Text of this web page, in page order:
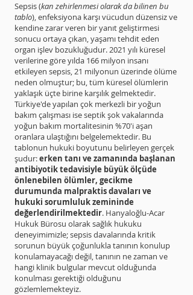
Sepsis (kan zehirlenmesi olarak da bilinen bu
tablo), enfeksiyona karşı vücudun düzensiz ve
kendine zarar veren bir yanıt geliştirmesi
sonucu ortaya çıkan, yaşamı tehdit eden
organ işlev bozukluğudur. 2021 yılı küresel
verilerine göre yılda 166 milyon insanı
etkileyen sepsis, 21 milyonun üzerinde ölüme
neden olmuştur; bu, tüm küresel ölümlerin
yaklaşık üçte birine karşılık gelmektedir.
Türkiye'de yapılan çok merkezli bir yoğun
bakım çalışması ise septik şok vakalarında
yoğun bakım mortalitesinin %70'i aşan
oranlara ulaştığını belgelemektedir. Bu
tablonun hukuki boyutunu belirleyen gerçek
şudur:erken tanı ve zamanında başlanan
antibiyotik tedavisiyle büyük ölçüde
önlenebilen ölümler, gecikme
durumunda malpraktis davaları ve
hukuki sorumluluk zemininde
değerlendirilmektedir. Hanyaloğlu-Acar
Hukuk Bürosu olarak sağlık hukuku
deneyimimizle; sepsis davalarında kritik
sorunun büyük çoğunlukla tanının konulup
konulamayacağı değil, tanının ne zaman ve
hangi klinik bulgular mevcut olduğunda
konulması gerektiği olduğunu
gözlemlemekteyiz.